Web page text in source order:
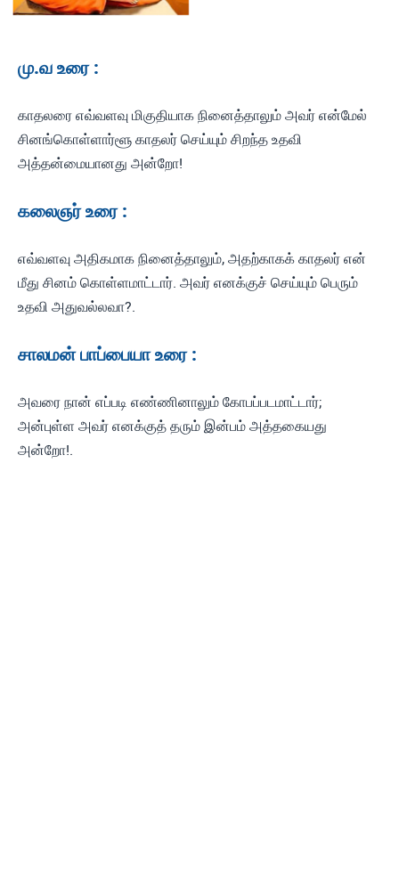
மு.வ உரை :
காதலரை எவ்வளவு மிகுதியாக நினைத்தாலும் அவர் என்மேல்
சினங்கொள்ளார்ளூ காதலர் செய்யும் சிறந்த உதவி
அத்தன்மையானது அன்றோ!
கலைஞர் உரை :
எவ்வளவு அதிகமாக நினைத்தாலும், அதற்காகக் காதலர் என்
மீது சினம் கொள்ளமாட்டார். அவர் எனக்குச் செய்யும் பெரும்
உதவி அதுவல்லவா?.
சாலமன் பாப்பையா உரை :
அவரை நான் எப்படி எண்ணினாலும் கோபப்படமாட்டார்;
அன்புள்ள அவர் எனக்குத் தரும் இன்பம் அத்தகையது
அன்றோ!.